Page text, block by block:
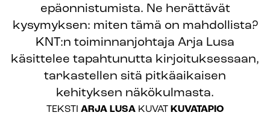
epäonnistumista. Ne herättävät
kysymyksen: miten tämä on mahdollista?
KNT:n toiminnanjohtaja Arja Lusa
käsittelee tapahtunutta kirjoituksessaan,
tarkastellen sitä pitkäaikaisen
kehityksen näkökulmasta.
TEKSTI ARJA LUSA KUVAT KUVATAPIO